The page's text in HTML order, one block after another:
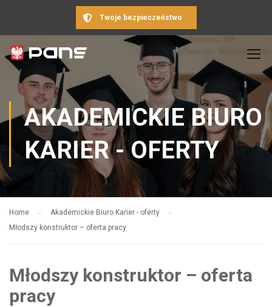
Twoje bezpieczeństwo
AKADEMICKIE BIURO
KARIER - OFERTY
Home
Akademickie Biuro Karier - oferty
Młodszy konstruktor – oferta pracy
Młodszy konstruktor – oferta
pracy